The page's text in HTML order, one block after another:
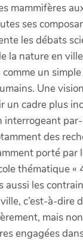
mammifères
ses
les débats
la nature en
un
Une
un cadre plus
des
porté
thématique «
les
c’est-à-
mais
engagées